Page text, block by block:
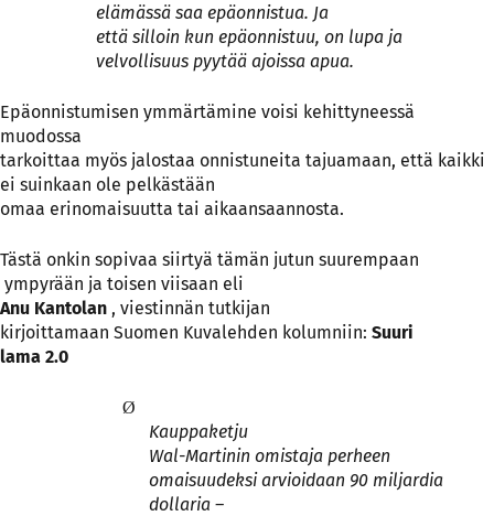
elämässä saa epäonnistua. Ja
että silloin kun epäonnistuu, on lupa ja
velvollisuus pyytää ajoissa apua.
Epäonnistumisen ymmärtämine voisi kehittyneessä
muodossa
tarkoittaa myös jalostaa onnistuneita tajuamaan, että kaikki
ei suinkaan ole pelkästään
omaa erinomaisuutta tai aikaansaannosta.
Tästä onkin sopivaa siirtyä tämän jutun suurempaan
ympyrään ja toisen viisaan eli
Anu Kantolan , viestinnän tutkijan
kirjoittamaan Suomen Kuvalehden kolumniin: Suuri
lama 2.0
Ø
Kauppaketju
Wal-Martinin omistaja perheen
omaisuudeksi arvioidaan 90 miljardia
dollaria –